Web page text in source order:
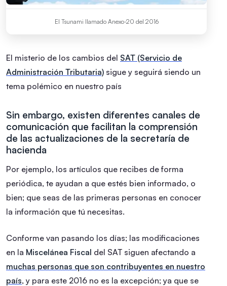
El Tsunami llamado Anexo-20 del 2016
El misterio de los cambios del SAT (Servicio de
Administración Tributaria) sigue y seguirá siendo un
tema polémico en nuestro país
Sin embargo, existen diferentes canales de
comunicación que facilitan la comprensión
de las actualizaciones de la secretaría de
hacienda
Por ejemplo, los artículos que recibes de forma
periódica, te ayudan a que estés bien informado, o
bien; que seas de las primeras personas en conocer
la información que tú necesitas.
Conforme van pasando los días; las modificaciones
en la Miscelánea Fiscal del SAT siguen afectando a
muchas personas que son contribuyentes en nuestro
país, y para este 2016 no es la excepción; ya que se